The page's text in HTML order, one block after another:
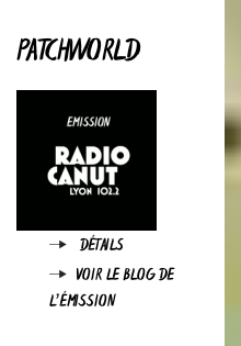
PATCHWORLD
DÉTAILS
VOIR LE BLOG DE
L'ÉMISSION